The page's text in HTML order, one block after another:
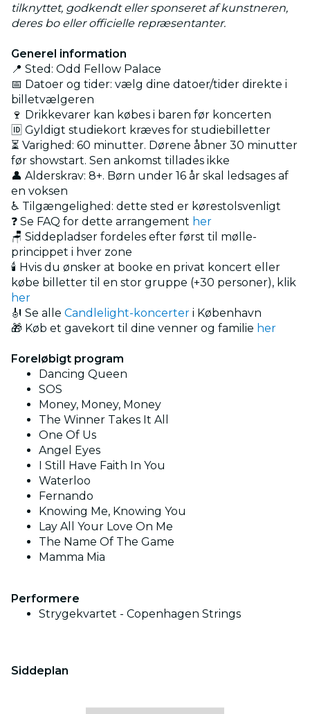
tilknyttet, godkendt eller sponseret af kunstneren,
deres bo eller officielle repræsentanter.
Generel information
📍 Sted: Odd Fellow Palace
📅 Datoer og tider: vælg dine datoer/tider direkte i
billetvælgeren
🍷 Drikkevarer kan købes i baren før koncerten
🆔 Gyldigt studiekort kræves for studiebilletter
⏳ Varighed: 60 minutter. Dørene åbner 30 minutter
før showstart. Sen ankomst tillades ikke
👤 Alderskrav: 8+. Børn under 16 år skal ledsages af
en voksen
♿ Tilgængelighed: dette sted er kørestolsvenligt
❓ Se FAQ for dette arrangement her
🪑 Siddepladser fordeles efter først til mølle-
princippet i hver zone
🕯️ Hvis du ønsker at booke en privat koncert eller
købe billetter til en stor gruppe (+30 personer), klik
her
🎻 Se alle Candlelight-koncerter i København
🎁 Køb et gavekort til dine venner og familie her
Foreløbigt program
Dancing Queen
SOS
Money, Money, Money
The Winner Takes It All
One Of Us
Angel Eyes
I Still Have Faith In You
Waterloo
Fernando
Knowing Me, Knowing You
Lay All Your Love On Me
The Name Of The Game
Mamma Mia
Performere
Strygekvartet - Copenhagen Strings
Siddeplan